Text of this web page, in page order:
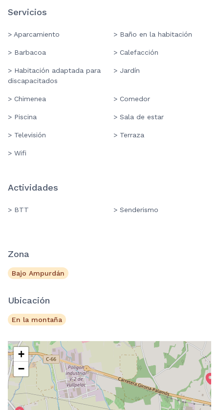
Servicios
> Aparcamiento > Baño en la habitación
> Barbacoa > Calefacción
> Habitación adaptada para
discapacitados
> Jardín
> Chimenea > Comedor
> Piscina > Sala de estar
> Televisión > Terraza
> Wifi
Actividades
> BTT > Senderismo
Zona
Bajo Ampurdán
Ubicación
En la montaña
+
−